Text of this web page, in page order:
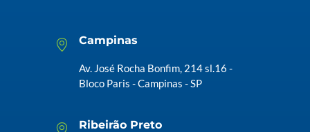
Campinas
Av. José Rocha Bonfim, 214 sl.16 -
Bloco Paris - Campinas - SP
Ribeirão Preto